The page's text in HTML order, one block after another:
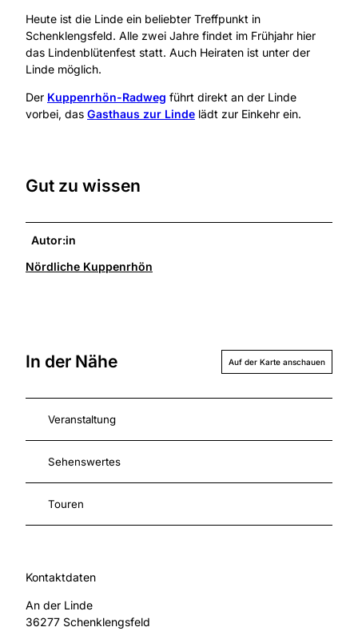
Heute ist die Linde ein beliebter Treffpunkt in
Schenklengsfeld. Alle zwei Jahre findet im Frühjahr hier
das Lindenblütenfest statt. Auch Heiraten ist unter der
Linde möglich.
Der Kuppenrhön-Radweg führt direkt an der Linde
vorbei, das Gasthaus zur Linde lädt zur Einkehr ein.
Gut zu wissen
Autor:in
Nördliche Kuppenrhön
In der Nähe Auf der Karte anschauen
Veranstaltung
Sehenswertes
Touren
Kontaktdaten
An der Linde
36277 Schenklengsfeld